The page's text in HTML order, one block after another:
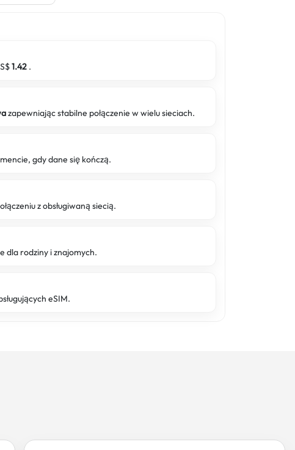
1.42 .
zapewniając stabilne połączenie w wielu sieciach.
gdy dane się kończą.
z obsługiwaną siecią.
dla rodziny i znajomych.
eSIM.